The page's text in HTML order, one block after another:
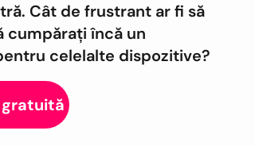
Cât de frustrant ar fi să
cumpărați încă un
celelalte dispozitive?